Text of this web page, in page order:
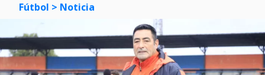
Fútbol > Noticia